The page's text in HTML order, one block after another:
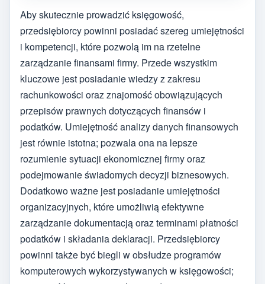
Aby skutecznie prowadzić księgowość,
przedsiębiorcy powinni posiadać szereg umiejętności
i kompetencji, które pozwolą im na rzetelne
zarządzanie finansami firmy. Przede wszystkim
kluczowe jest posiadanie wiedzy z zakresu
rachunkowości oraz znajomość obowiązujących
przepisów prawnych dotyczących finansów i
podatków. Umiejętność analizy danych finansowych
jest równie istotna; pozwala ona na lepsze
rozumienie sytuacji ekonomicznej firmy oraz
podejmowanie świadomych decyzji biznesowych.
Dodatkowo ważne jest posiadanie umiejętności
organizacyjnych, które umożliwią efektywne
zarządzanie dokumentacją oraz terminami płatności
podatków i składania deklaracji. Przedsiębiorcy
powinni także być biegli w obsłudze programów
komputerowych wykorzystywanych w księgowości;